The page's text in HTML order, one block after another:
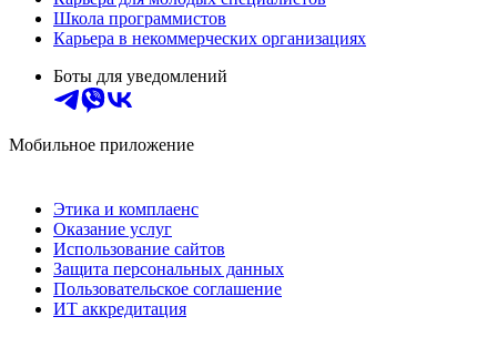
Школа программистов
Карьера в некоммерческих организациях
Боты для уведомлений
Мобильное приложение
Этика и комплаенс
Оказание услуг
Использование сайтов
Защита персональных данных
Пользовательское соглашение
ИТ аккредитация